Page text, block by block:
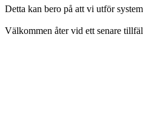
Detta kan bero på att vi utför
Välkommen åter vid ett senare